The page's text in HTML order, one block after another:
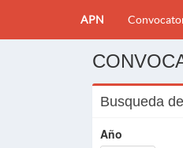
APN
Busqueda
Año